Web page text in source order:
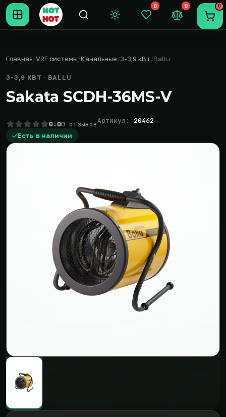
Темная тема
0
Закладки (0)
0
Сравнение
0
Главная VRF системы Канальные 3-3,9 кВт Ballu
3-3,9 КВТ · BALLU
Sakata SCDH-36MS-V
0.00 отзывовАртикул: 20462
Есть в наличии